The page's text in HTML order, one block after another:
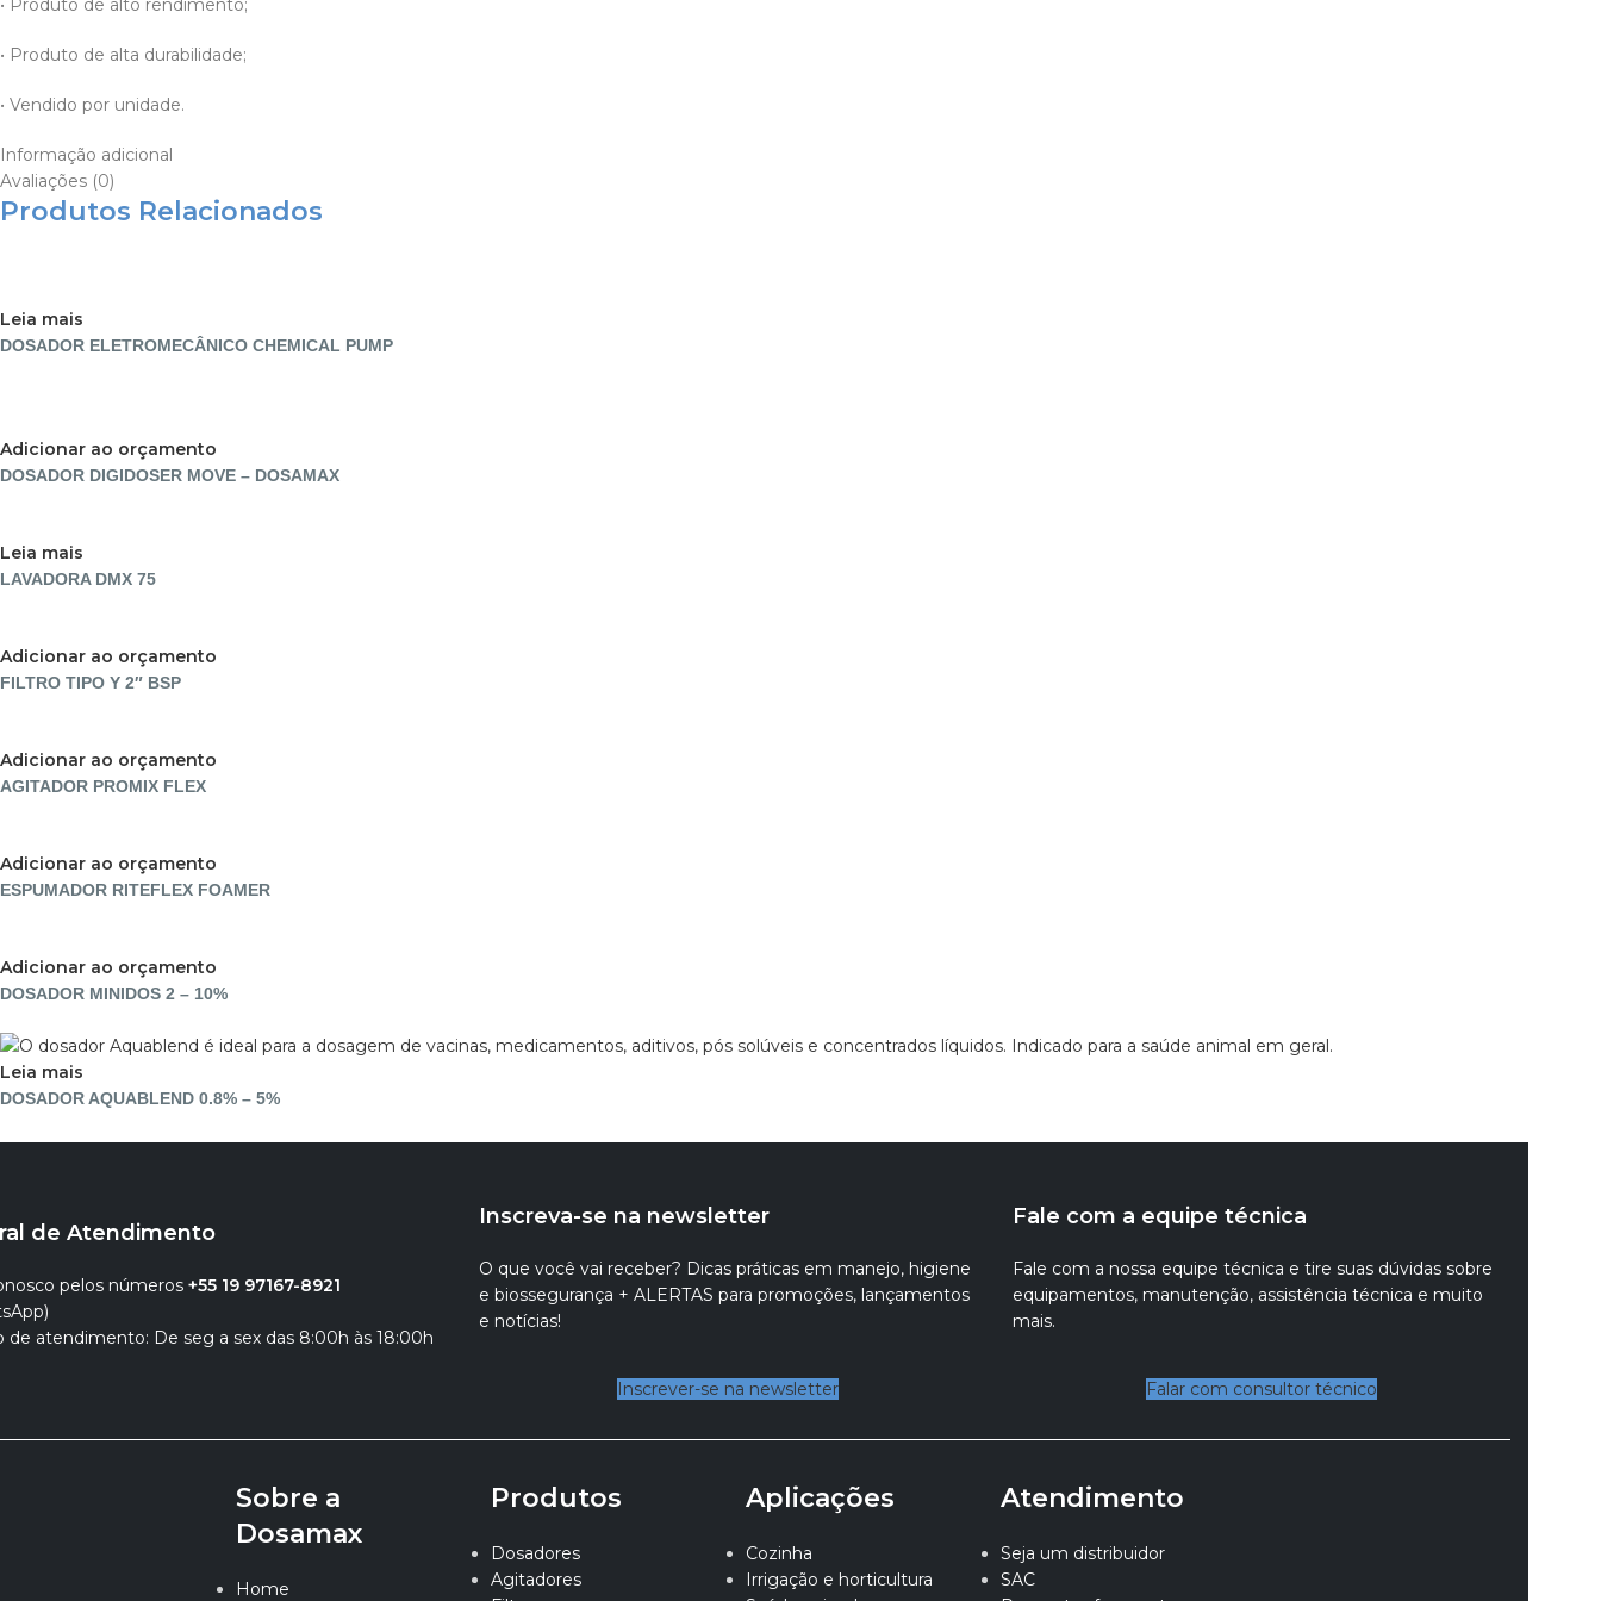
• Produto de alto rendimento;
• Produto de alta durabilidade;
• Vendido por unidade.
Informação adicional
Avaliações (0)
Produtos Relacionados
Leia mais
DOSADOR ELETROMECÂNICO CHEMICAL PUMP
Adicionar ao orçamento
DOSADOR DIGIDOSER MOVE – DOSAMAX
Leia mais
LAVADORA DMX 75
Adicionar ao orçamento
FILTRO TIPO Y 2″ BSP
Adicionar ao orçamento
AGITADOR PROMIX FLEX
Adicionar ao orçamento
ESPUMADOR RITEFLEX FOAMER
Adicionar ao orçamento
DOSADOR MINIDOS 2 – 10%
Leia mais
DOSADOR AQUABLEND 0.8% – 5%
de Atendimento
pelos números +55 19 97167-8921
de atendimento: De seg a sex das 8:00h às 18:00h
Inscreva-se na newsletter
O que você vai receber? Dicas práticas em manejo, higiene
e biossegurança + ALERTAS para promoções, lançamentos
e notícias!
Inscrever-se na newsletter
Fale com a equipe técnica
Fale com a nossa equipe técnica e tire suas dúvidas sobre
equipamentos, manutenção, assistência técnica e muito
mais.
Falar com consultor técnico
Sobre a
Dosamax
Home
Produtos
Dosadores
Agitadores
Aplicações
Cozinha
Irrigação e horticultura
Atendimento
Seja um distribuidor
SAC